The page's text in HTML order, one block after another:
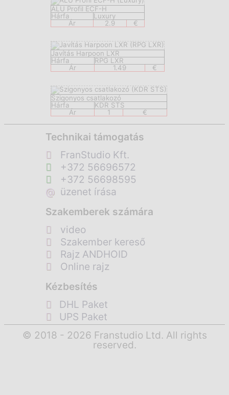
ALU Profil ECF-H
Hárfa
Luxury
Ár
2.9 €
Javítás Harpoon LXR
Hárfa
RPG LXR
Ár
1.49 €
Szigonyos csatlakozó
Hárfa
KDR STS
Ár
1 €
Technikai támogatás
FranStudio Kft.
+372 56696572
+372 56698595
@ üzenet írása
Szakemberek számára
video
Szakember kereső
Rajz ANDHOID
Online rajz
Kézbesítés
DHL Paket
UPS Paket
© 2018 - 2026 Franstudio Ltd. All rights
reserved.